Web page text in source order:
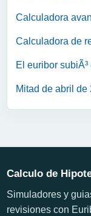
Calculadora
Calculadora de
El euribor
Mitad de abril
Calculo de
Simuladores y
revisiones con